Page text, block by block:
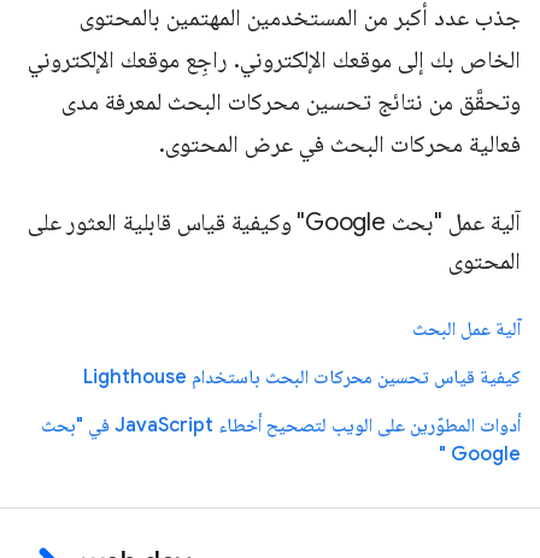
جذب عدد أكبر من المستخدمين المهتمين بالمحتوى
الخاص بك إلى موقعك الإلكتروني. راجِع موقعك الإلكتروني
وتحقَّق من نتائج تحسين محركات البحث لمعرفة مدى
فعالية محركات البحث في عرض المحتوى.
آلية عمل "بحث Google" وكيفية قياس قابلية العثور على
المحتوى
آلية عمل البحث
كيفية قياس تحسين محركات البحث باستخدام Lighthouse
أدوات المطوّرين على الويب لتصحيح أخطاء JavaScript في "بحث
Google "